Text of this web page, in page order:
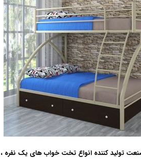
تولید کننده انواع تخت خواب های یک